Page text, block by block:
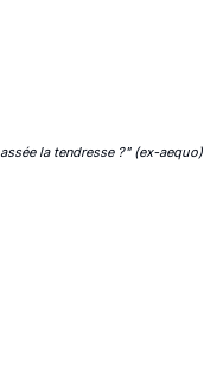
la tendresse ?" (ex-aequo)